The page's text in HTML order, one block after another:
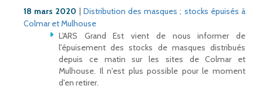
18 mars 2020 | Distribution des masques ; stocks épuisés à
Colmar et Mulhouse
L'ARS Grand Est vient de nous informer de
l'épuisement des stocks de masques distribués
depuis ce matin sur les sites de Colmar et
Mulhouse. Il n'est plus possible pour le moment
d'en retirer.